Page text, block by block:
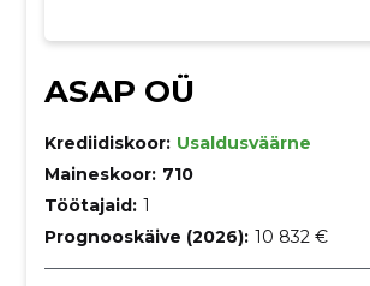
ASAP OÜ
Krediidiskoor: Usaldusväärne
Maineskoor: 710
Töötajaid: 1
Prognooskäive (2026): 10 832 €